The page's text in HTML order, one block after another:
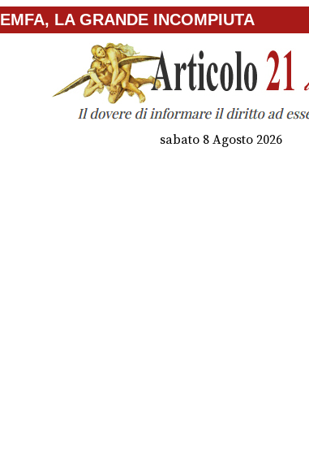
EMFA, LA GRANDE INCOMPIUTA
sabato 8 Agosto 2026